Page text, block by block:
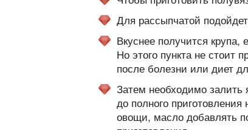
Для рассыпчатой
Вкуснее получится крупа,
Но этого пункта не стоит
после болезни или диет
Затем необходимо залить
до полного
овощи, масло добавлять